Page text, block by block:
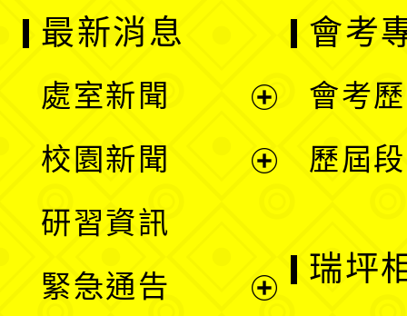
最新消息
處室新聞
單
校園新聞
選
研習資訊
緊急通告
會考
會考
歷屆
瑞坪